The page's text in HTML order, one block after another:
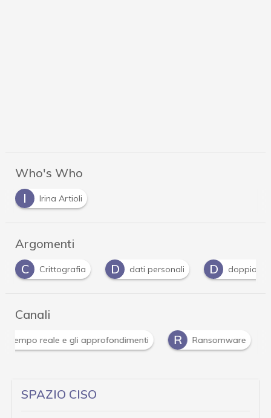
Who's Who
I
Irina Artioli
Argomenti
C
Crittografia D dati personali D doppia
Canali
tempo reale e gli approfondimenti R Ransomware
SPAZIO CISO